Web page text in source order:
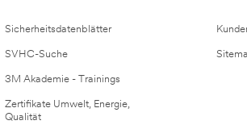
Sicherheitsdatenblätter
SVHC-Suche
3M Akademie - Trainings
Zertifikate Umwelt, Energie,
Qualität